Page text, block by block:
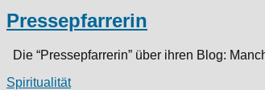
Pressepfarrerin
Die “Pressepfarrerin” über ihren Blog:
Spiritualität